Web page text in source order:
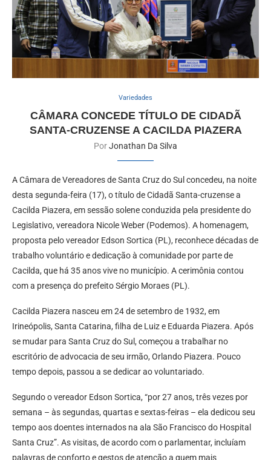
Variedades
CÂMARA CONCEDE TÍTULO DE CIDADÃ
SANTA-CRUZENSE A CACILDA PIAZERA
PorJonathan Da Silva
A Câmara de Vereadores de Santa Cruz do Sul concedeu, na noite
desta segunda-feira (17), o título de Cidadã Santa-cruzense a
Cacilda Piazera, em sessão solene conduzida pela presidente do
Legislativo, vereadora Nicole Weber (Podemos). A homenagem,
proposta pelo vereador Edson Sortica (PL), reconhece décadas de
trabalho voluntário e dedicação à comunidade por parte de
Cacilda, que há 35 anos vive no município. A cerimônia contou
com a presença do prefeito Sérgio Moraes (PL).
Cacilda Piazera nasceu em 24 de setembro de 1932, em
Irineópolis, Santa Catarina, filha de Luiz e Eduarda Piazera. Após
se mudar para Santa Cruz do Sul, começou a trabalhar no
escritório de advocacia de seu irmão, Orlando Piazera. Pouco
tempo depois, passou a se dedicar ao voluntariado.
Segundo o vereador Edson Sortica, “por 27 anos, três vezes por
semana – às segundas, quartas e sextas-feiras – ela dedicou seu
tempo aos doentes internados na ala São Francisco do Hospital
Santa Cruz”. As visitas, de acordo com o parlamentar, incluíam
palavras de conforto e gestos de atenção a quem mais